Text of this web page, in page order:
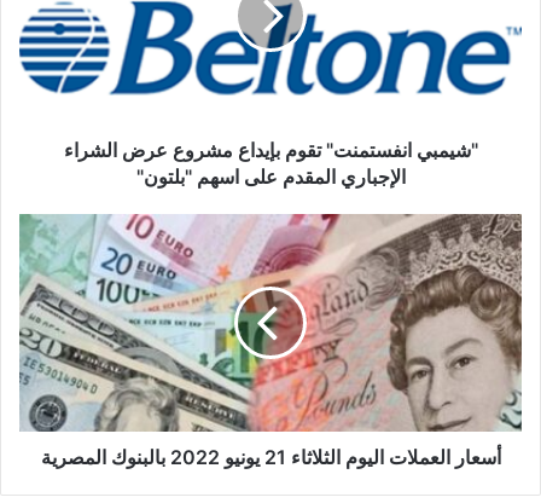
عرض
الشراء
الإجباري
"شيمبي انفستمنت" تقوم بإيداع مشروع عرض الشراء
الإجباري المقدم على اسهم "بلتون"
أسعار
العملات
اليوم
الثلاثاء
21
يونيو
2022
بالبنوك
المصرية
أسعار العملات اليوم الثلاثاء 21 يونيو 2022 بالبنوك المصرية